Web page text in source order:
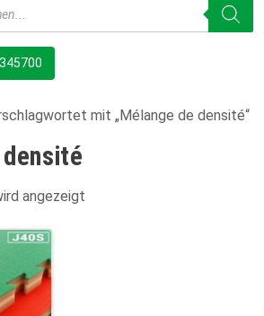
mit „Mélange de densité“
angezeigt